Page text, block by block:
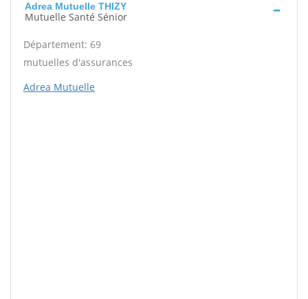
Adrea Mutuelle THIZY
Mutuelle Santé Sénior
Département: 69
mutuelles d'assurances
Adrea Mutuelle